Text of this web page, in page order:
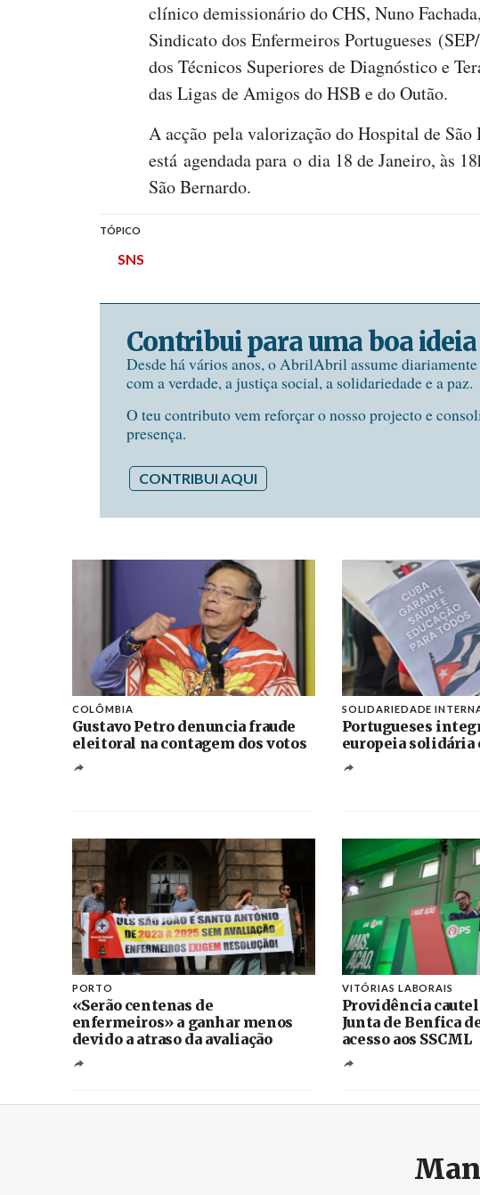
clínico demissionário do CHS, Nuno
Sindicato dos Enfermeiros Portugueses
dos Técnicos Superiores de Diagnóstico e
das Ligas de Amigos do HSB e do Outão.
A acção pela valorização do Hospital de São
está agendada para o dia 18 de Janeiro, às
São Bernardo.
TÓPICO
SNS
Contribui para uma boa ideia
Desde há vários anos, o AbrilAbril assume
com a verdade, a justiça social, a solidariedade e a paz.
O teu contributo vem reforçar o nosso projecto e
presença.
CONTRIBUI AQUI
COLÔMBIA
Gustavo Petro denuncia fraude
eleitoral na contagem dos votos
SOLIDARIEDADE
Portugueses
europeia solidária
PORTO
«Serão centenas de
enfermeiros» a ganhar menos
devido a atraso da avaliação
VITÓRIAS LABORAIS
Providência
Junta de Benfica
acesso aos SSCML